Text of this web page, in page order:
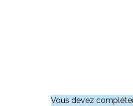
Vous devez